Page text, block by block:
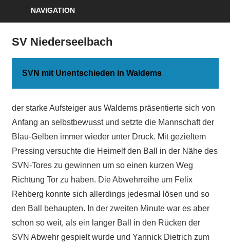
NAVIGATION
SV Niederseelbach
SVN mit Unentschieden in Waldems
der starke Aufsteiger aus Waldems präsentierte sich von
Anfang an selbstbewusst und setzte die Mannschaft der
Blau-Gelben immer wieder unter Druck. Mit gezieltem
Pressing versuchte die Heimelf den Ball in der Nähe des
SVN-Tores zu gewinnen um so einen kurzen Weg
Richtung Tor zu haben. Die Abwehrreihe um Felix
Rehberg konnte sich allerdings jedesmal lösen und so
den Ball behaupten. In der zweiten Minute war es aber
schon so weit, als ein langer Ball in den Rücken der
SVN Abwehr gespielt wurde und Yannick Dietrich zum